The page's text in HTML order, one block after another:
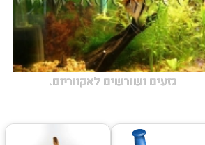
גזעים ושורשים לאקווריום.